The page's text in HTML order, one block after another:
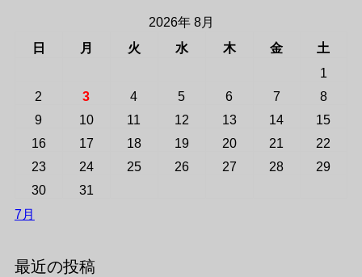
2026年 8月
日
月 火 水 木 金
土
1
2
3 4 5 6 7
8
9
10 11 12 13 14
15
16
17 18 19 20 21
22
23
24 25 26 27 28
29
30
31
7月
最近の投稿